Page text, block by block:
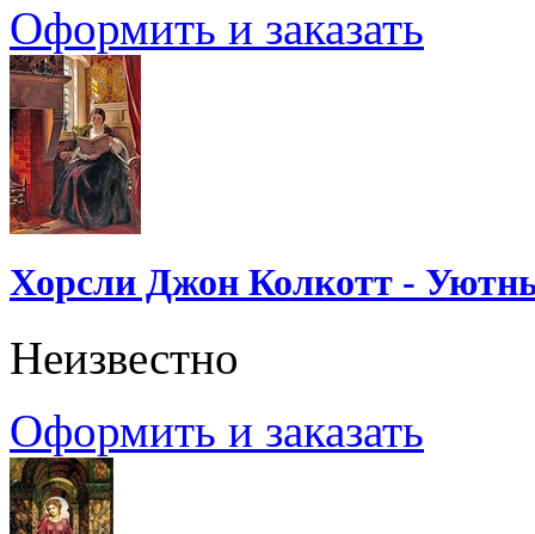
Оформить и заказать
Хорсли Джон Колкотт -
Неизвестно
Оформить и заказать